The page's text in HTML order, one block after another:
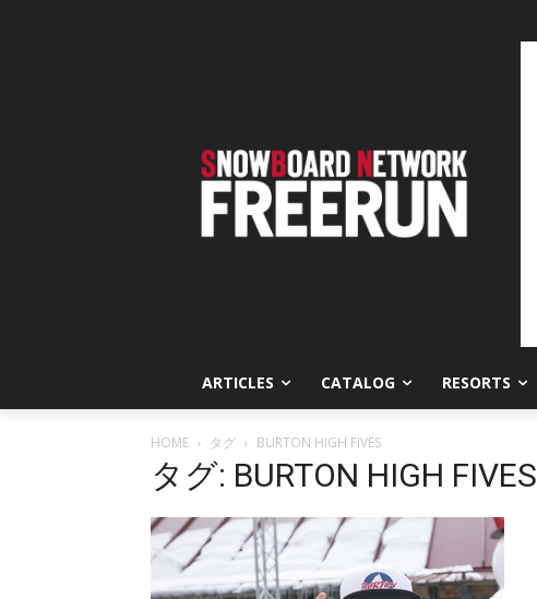
ARTICLES CATALOG RESORTS
HOME タグ BURTON HIGH FIVES
タグ: BURTON HIGH FIVES